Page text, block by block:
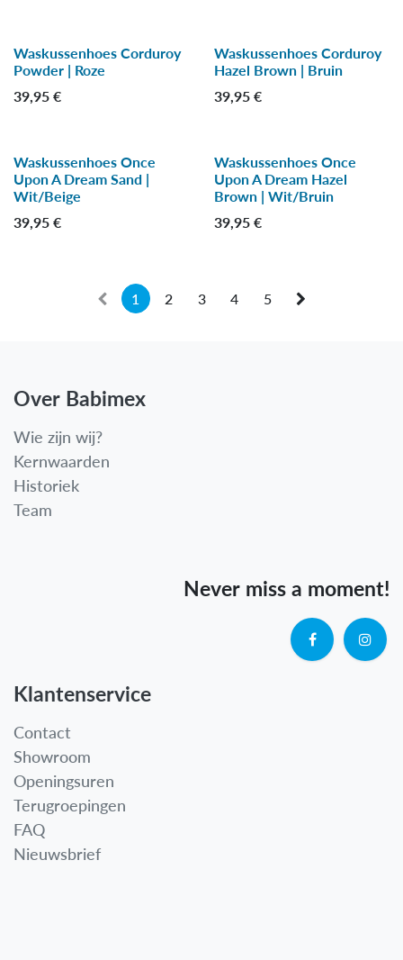
-15 %
Waskussenhoes Corduroy
Powder | Roze
39,95 €
-30 %
Waskussenhoes Corduroy
Hazel Brown | Bruin
39,95€
-30 %
Waskussenhoes Once
Upon A Dream Sand |
Wit/Beige
39,95 €
-30 %
Waskussenhoes Once
Upon A Dream Hazel
Brown | Wit/Bruin
39,95€
1 2 3 4 5
Over Babimex
Wie zijn wij?
Kernwaarden
Historiek
Team
Never miss a moment!
Klantenservice
Contact
Showroom
Openingsuren
Terugroepingen
FAQ
Nieuwsbrief